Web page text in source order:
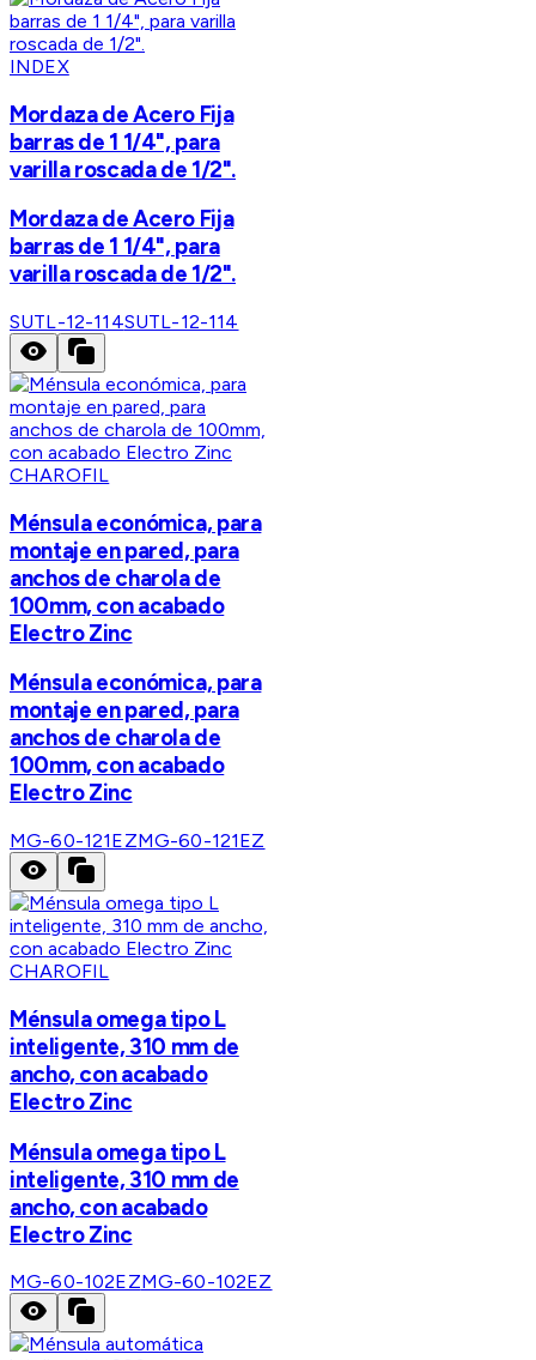
INDEX
Mordaza de Acero Fija
barras de 1 1/4", para
varilla roscada de 1/2".
Mordaza de Acero Fija
barras de 1 1/4", para
varilla roscada de 1/2".
SUTL-12-114SUTL-12-114
CHAROFIL
Ménsula económica, para
montaje en pared, para
anchos de charola de
100mm, con acabado
Electro Zinc
Ménsula económica, para
montaje en pared, para
anchos de charola de
100mm, con acabado
Electro Zinc
MG-60-121EZMG-60-121EZ
CHAROFIL
Ménsula omega tipo L
inteligente, 310 mm de
ancho, con acabado
Electro Zinc
Ménsula omega tipo L
inteligente, 310 mm de
ancho, con acabado
Electro Zinc
MG-60-102EZMG-60-102EZ